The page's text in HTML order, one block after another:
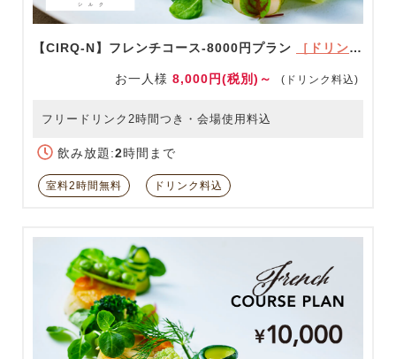
【CIRQ-N】フレンチコース-8000円プラン ［ドリンク充実！］
お一人様 8,000円(税別)～ (ドリンク料込)
フリードリンク2時間つき・会場使用料込
飲み放題:2時間まで
室料2時間無料 ドリンク料込